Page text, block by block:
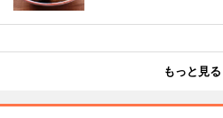
もっと見る